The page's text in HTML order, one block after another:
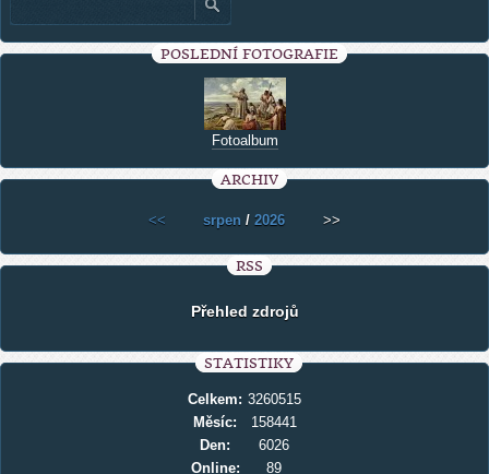
POSLEDNÍ FOTOGRAFIE
Fotoalbum
ARCHIV
<< srpen / 2026 >>
RSS
Přehled zdrojů
STATISTIKY
Online: 89
Celkem: 3260515
Měsíc:
158441
Den:
6026